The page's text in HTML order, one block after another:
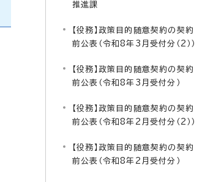
推進課
【役務】政策目的随意契約の契約
前公表（令和8年3月受付分（2））
【役務】政策目的随意契約の契約
前公表（令和8年3月受付分）
【役務】政策目的随意契約の契約
前公表（令和8年2月受付分（2））
【役務】政策目的随意契約の契約
前公表（令和8年2月受付分）